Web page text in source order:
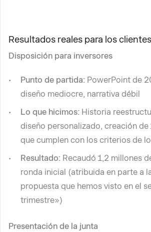
Resultados reales para los clientes
Disposición para inversores
Punto de partida: PowerPoint de
diseño mediocre, narrativa débil
Lo que hicimos: Historia
diseño personalizado, creación
que cumplen con los criterios de
Resultado: Recaudó 1,2 millones
ronda inicial (atribuida en parte a
propuesta que hemos visto en el
trimestre»)
Presentación de la junta